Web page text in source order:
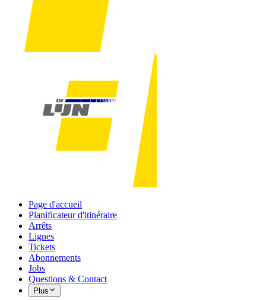
Page d'accueil
Planificateur d'itinéraire
Arrêts
Lignes
Tickets
Abonnements
Jobs
Questions & Contact
Plus